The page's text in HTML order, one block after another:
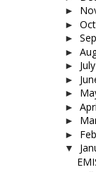
►
►
►
►
► July
►
►
►
►
►
▼